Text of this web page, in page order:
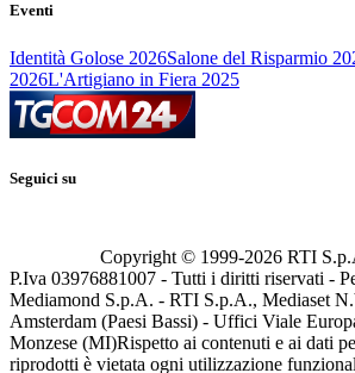
Eventi
Identità Golose 2026Salone del Risparmio
2026L'Artigiano in Fiera 2025
Seguici su
Copyright © 1999-2026 RTI
P.Iva 03976881007 - Tutti i diritti riservati -
Mediamond S.p.A. - RTI S.p.A., Mediaset
Amsterdam (Paesi Bassi) - Uffici Viale
Monzese (MI)Rispetto ai contenuti e ai dati
riprodotti è vietata ogni utilizzazione